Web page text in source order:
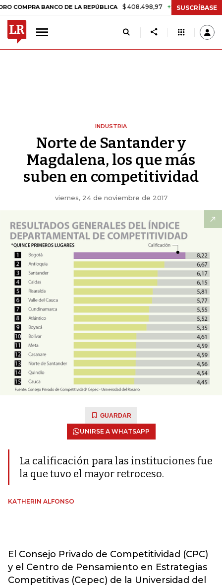
BANCO DE LA REPÚBLICA $ 408.498,97 +$ 8.753,81 +2,19%
SUSCRÍBASE
INDUSTRIA
Norte de Santander y
Magdalena, los que más
suben en competitividad
viernes, 24 de noviembre de 2017
GUARDAR
UNIRSE A WHATSAPP
La calificación para las instituciones fue
la que tuvo el mayor retroceso.
KATHERIN ALFONSO
El Consejo Privado de Competitividad (CPC)
y el Centro de Pensamiento en Estrategias
Competitivas (Cepec) de la Universidad del